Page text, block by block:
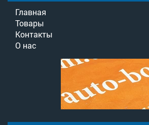
Главная
Товары
Контакты
О нас